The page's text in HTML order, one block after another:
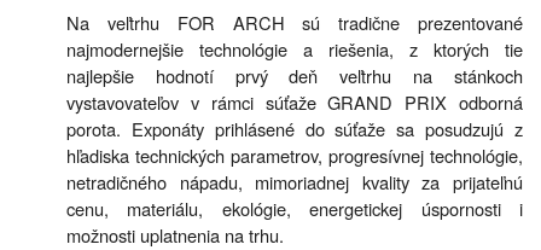
Na veľtrhu FOR ARCH sú tradične prezentované
najmodernejšie technológie a riešenia, z ktorých tie
najlepšie hodnotí prvý deň veľtrhu na stánkoch
vystavovateľov v rámci súťaže GRAND PRIX odborná
porota. Exponáty prihlásené do súťaže sa posudzujú z
hľadiska technických parametrov, progresívnej technológie,
netradičného nápadu, mimoriadnej kvality za prijateľnú
cenu, materiálu, ekológie, energetickej úspornosti i
možnosti uplatnenia na trhu.